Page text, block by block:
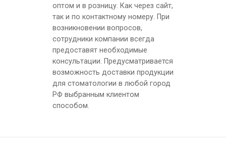
оптом и в розницу. Как через сайт,
так и по контактному номеру. При
возникновении вопросов,
сотрудники компании всегда
предоставят необходимые
консультации. Предусматривается
возможность доставки продукции
для стоматологии в любой город
РФ выбранным клиентом
способом.